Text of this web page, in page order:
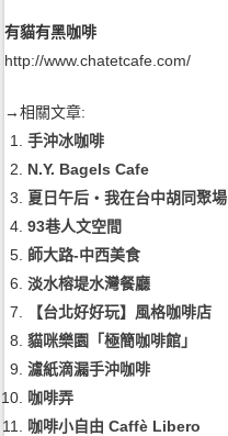
有貓有黑咖啡
http://www.chatetcafe.com/
→相關文章:
手沖冰咖啡
N.Y. Bagels Cafe
夏日午后‧我在台中胡同聚場
93巷人文空間
師大路-中西美食
淡水榕堤水灣餐廳
【台北好好玩】風格咖啡店
貓咪樂園「極簡咖啡館」
濾紙滴漏手沖咖啡
咖啡弄
咖啡小自由 Caffè Libero